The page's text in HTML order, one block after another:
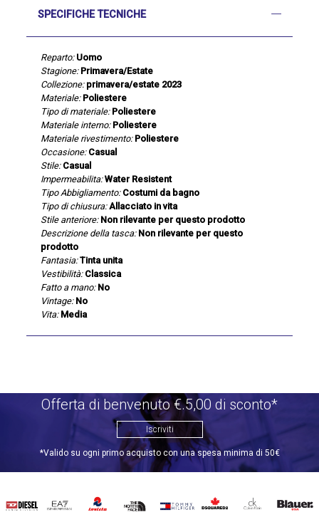
SPECIFICHE TECNICHE
Reparto: Uomo
Stagione: Primavera/Estate
Collezione: primavera/estate 2023
Materiale: Poliestere
Tipo di materiale: Poliestere
Materiale interno: Poliestere
Materiale rivestimento: Poliestere
Occasione: Casual
Stile: Casual
Impermeabilita: Water Resistent
Tipo Abbigliamento: Costumi da bagno
Tipo di chiusura: Allacciato in vita
Stile anteriore: Non rilevante per questo prodotto
Descrizione della tasca: Non rilevante per questo
prodotto
Fantasia: Tinta unita
Vestibilità: Classica
Fatto a mano: No
Vintage: No
Vita: Media
Offerta di benvenuto €.5,00 di sconto*
Iscriviti
*Valido su ogni primo acquisto con una spesa minima di 50€
DIESEL EA7 INVICTATHE
TOMMY
DSQUARED2
CALVIN BLAUER